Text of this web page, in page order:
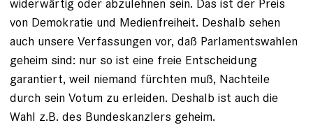
widerwärtig oder abzulehnen sein. Das ist der Preis
von Demokratie und Medienfreiheit. Deshalb sehen
auch unsere Verfassungen vor, daß Parlamentswahlen
geheim sind: nur so ist eine freie Entscheidung
garantiert, weil niemand fürchten muß, Nachteile
durch sein Votum zu erleiden. Deshalb ist auch die
Wahl z.B. des Bundeskanzlers geheim.